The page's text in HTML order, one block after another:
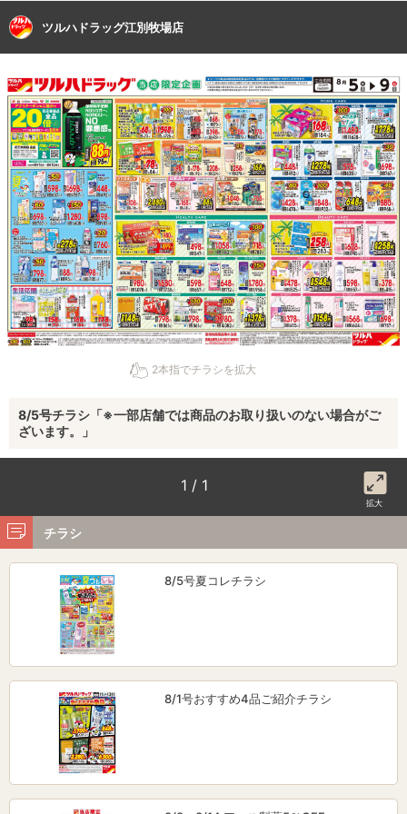
ツルハドラッグ江別牧場店
2本指でチラシを拡大
8/5号チラシ「※一部店舗では商品のお取り扱いのない場合がご
ざいます。」
1 / 1
拡大
チラシ
8/5号夏コレチラシ
8/1号おすすめ4品ご紹介チラシ